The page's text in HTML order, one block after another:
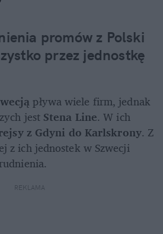
promów z Polski
przez jednostkę
pływa wiele firm, jednak
jest Stena Line. W ich
z Gdyni do Karlskrony. Z
z ich jednostek w Szwecji
REKLAMA